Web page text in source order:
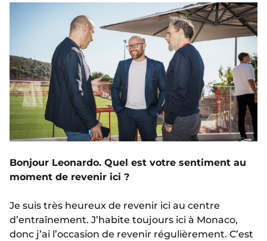
Bonjour Leonardo. Quel est votre sentiment au
moment de revenir ici ?
Je suis très heureux de revenir ici au centre
d’entraînement. J’habite toujours ici à Monaco,
donc j’ai l’occasion de revenir régulièrement. C’est